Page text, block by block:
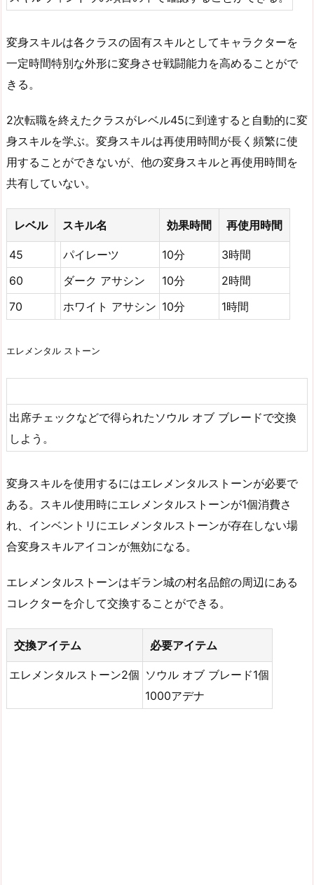
変身スキルは各クラスの固有スキルとしてキャラクターを
一定時間特別な外形に変身させ戦闘能力を高めることがで
きる。
2次転職を終​​えたクラスがレベル45に到達すると自動的に変
身スキルを学ぶ。変身スキルは再使用時間が長く頻繁に使
用することができないが、他の変身スキルと再使用時間を
共有していない。
レベル スキル名 効果時間 再使用時間
45 パイレーツ 10分
3時間
60
ダーク アサシン 10分
2時間
70
ホワイト アサシン 10分 1時間
エレメンタル ストーン
出席チェックなどで得られたソウル オブ ブレードで交換
しよう。
変身スキルを使用するにはエレメンタルストーンが必要で
ある。スキル使用時にエレメンタルストーンが1個消費さ
れ、インベントリにエレメンタルストーンが存在しない場
合変身スキルアイコンが無効になる。
エレメンタルストーンはギラン城の村名品館の周辺にある
コレクターを介して交換することができる。
交換アイテム 必要アイテム
エレメンタルストーン2個 ソウル オブ ブレード1個
1000アデナ